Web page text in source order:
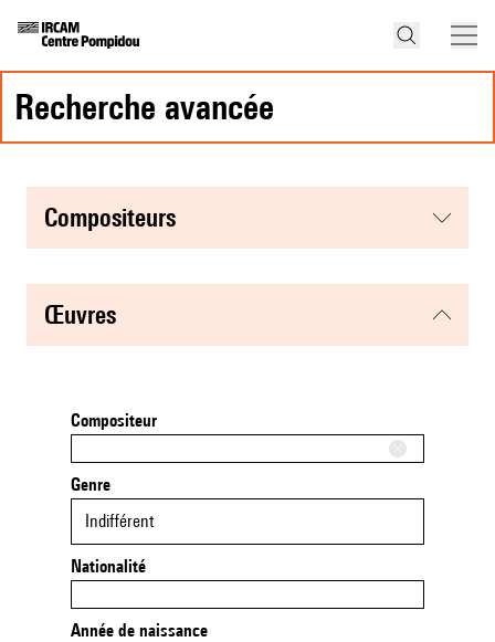
recherche avancée
compositeurs
œuvres
Compositeur
Genre
Indifférent
Nationalité
Année de naissance